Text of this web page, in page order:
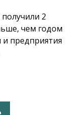
2
чем годом
предприятия